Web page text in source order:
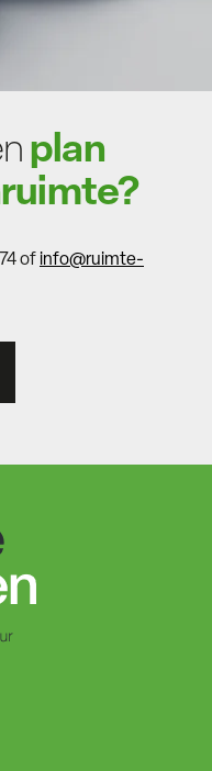
plan
of info@ruimte-